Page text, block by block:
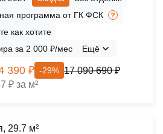
программа от ГК ФСК
как хотите
за 2 000 ₽/мес
Ещё
390 ₽ -29% 17 090 690 ₽
₽ за м²
29.7 м²